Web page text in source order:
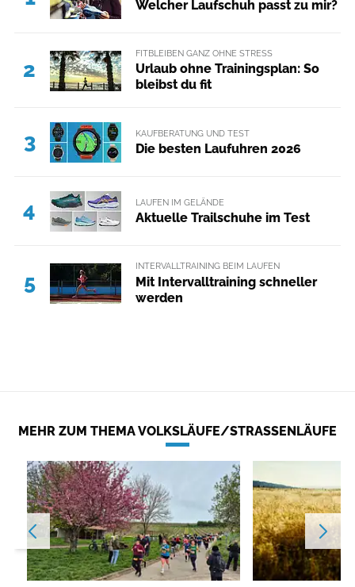
Welcher Laufschuh passt zu mir?
2
FITBLEIBEN GANZ OHNE STRESS
Urlaub ohne Trainingsplan: So
bleibst du fit
3 KAUFBERATUNG UND TEST
Die besten Laufuhren 2026
4 LAUFEN IM GELÄNDE
Aktuelle Trailschuhe im Test
5
INTERVALLTRAINING BEIM LAUFEN
Mit Intervalltraining schneller
werden
MEHR ZUM THEMA VOLKSLÄUFE/STRASSENLÄUFE